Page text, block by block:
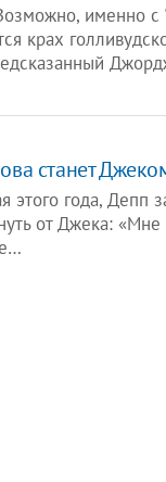
именно с
крах
станет
этого года, Депп
от Джека: